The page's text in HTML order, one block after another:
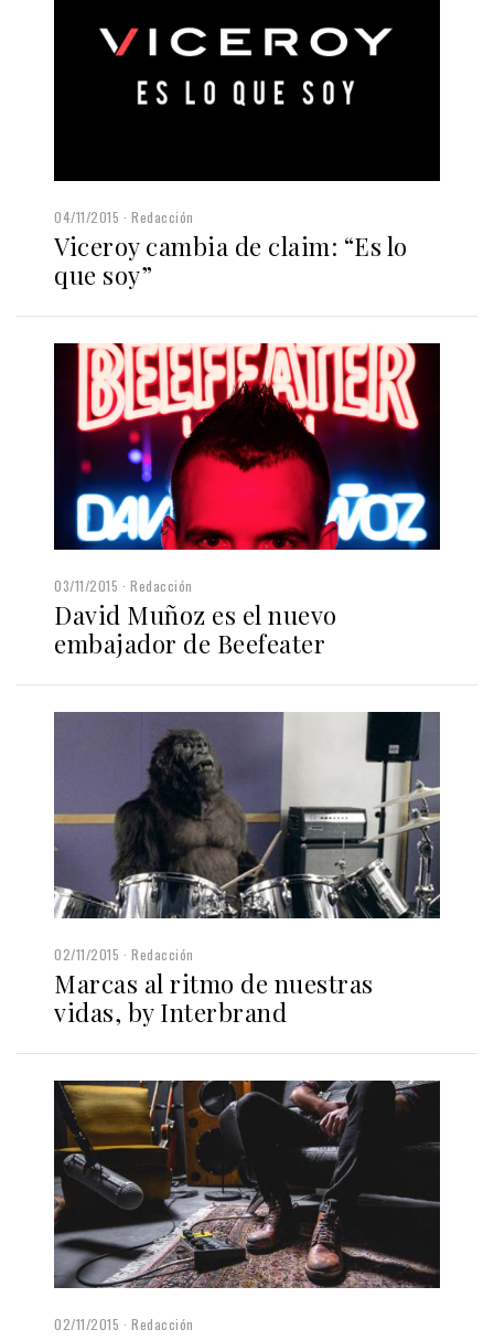
04/11/2015 Redacción
Viceroy cambia de claim: “Es lo
que soy”
03/11/2015 Redacción
David Muñoz es el nuevo
embajador de Beefeater
02/11/2015 Redacción
Marcas al ritmo de nuestras
vidas, by Interbrand
02/11/2015 Redacción